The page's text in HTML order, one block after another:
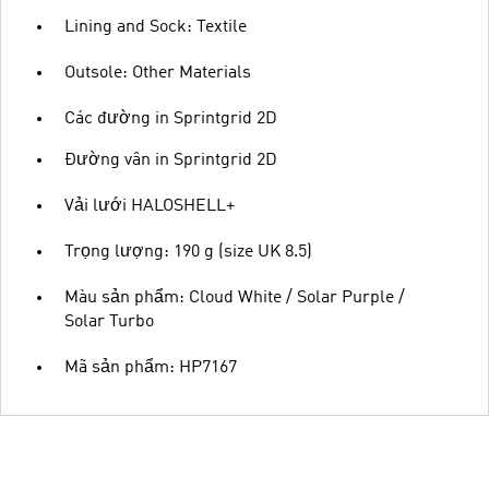
Lining and Sock: Textile
Outsole: Other Materials
Các đường in Sprintgrid 2D
Đường vân in Sprintgrid 2D
Vải lưới HALOSHELL+
Trọng lượng: 190 g (size UK 8.5)
Màu sản phẩm: Cloud White / Solar Purple /
Solar Turbo
Mã sản phẩm: HP7167